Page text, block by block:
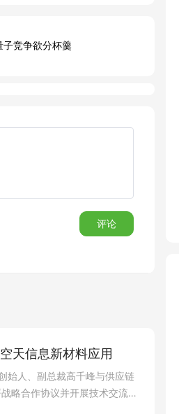
子竞争欲分杯羹
评论
天信息新材料应用
始人、副总裁高千峰与供应链
略合作协议并开展技术交流。